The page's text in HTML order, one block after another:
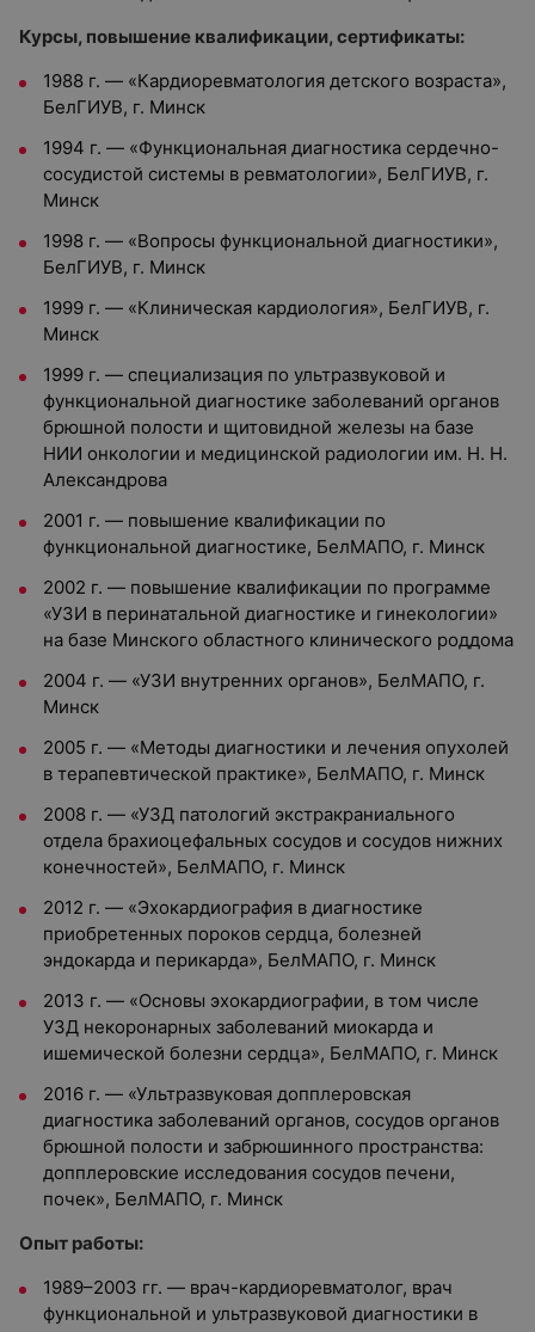
Курсы, повышение квалификации, сертификаты:
1988 г. — «Кардиоревматология детского возраста»,
БелГИУВ, г. Минск
1994 г. — «Функциональная диагностика сердечно-
сосудистой системы в ревматологии», БелГИУВ, г.
Минск
1998 г. — «Вопросы функциональной диагностики»,
БелГИУВ, г. Минск
1999 г. — «Клиническая кардиология», БелГИУВ, г.
Минск
1999 г. — специализация по ультразвуковой и
функциональной диагностике заболеваний органов
брюшной полости и щитовидной железы на базе
НИИ онкологии и медицинской радиологии им. Н. Н.
Александрова
2001 г. — повышение квалификации по
функциональной диагностике, БелМАПО, г. Минск
2002 г. — повышение квалификации по программе
«УЗИ в перинатальной диагностике и гинекологии»
на базе Минского областного клинического роддома
2004 г. — «УЗИ внутренних органов», БелМАПО, г.
Минск
2005 г. — «Методы диагностики и лечения опухолей
в терапевтической практике», БелМАПО, г. Минск
2008 г. — «УЗД патологий экстракраниального
отдела брахиоцефальных сосудов и сосудов нижних
конечностей», БелМАПО, г. Минск
2012 г. — «Эхокардиография в диагностике
приобретенных пороков сердца, болезней
эндокарда и перикарда», БелМАПО, г. Минск
2013 г. — «Основы эхокардиографии, в том числе
УЗД некоронарных заболеваний миокарда и
ишемической болезни сердца», БелМАПО, г. Минск
2016 г. — «Ультразвуковая допплеровская
диагностика заболеваний органов, сосудов органов
брюшной полости и забрюшинного пространства:
допплеровские исследования сосудов печени,
почек», БелМАПО, г. Минск
Опыт работы:
1989–2003 гг. — врач-кардиоревматолог, врач
функциональной и ультразвуковой диагностики в